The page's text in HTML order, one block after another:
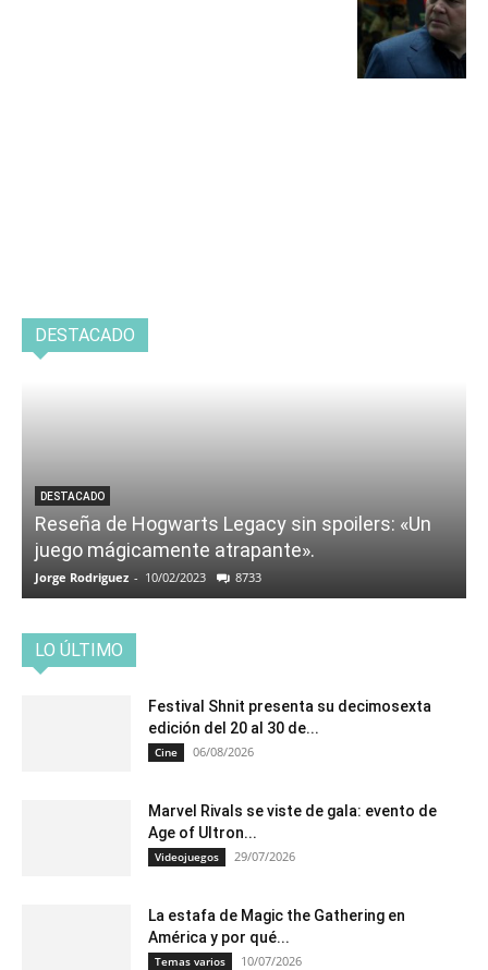
DESTACADO
DESTACADO
Reseña de Hogwarts Legacy sin spoilers: «Un
juego mágicamente atrapante».
Jorge Rodriguez - 10/02/2023 8733
LO ÚLTIMO
Festival Shnit presenta su decimosexta
edición del 20 al 30 de...
Cine 06/08/2026
Marvel Rivals se viste de gala: evento de
Age of Ultron...
Videojuegos 29/07/2026
La estafa de Magic the Gathering en
América y por qué...
Temas varios 10/07/2026